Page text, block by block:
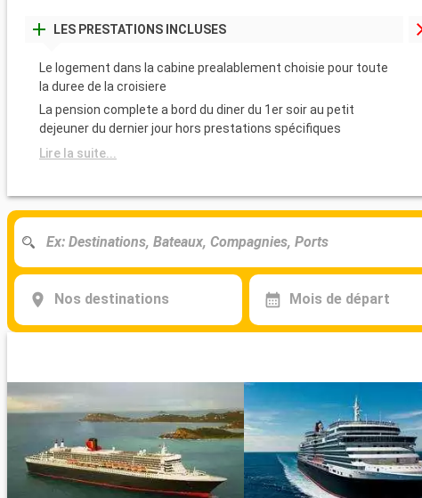
LES PRESTATIONS INCLUSES
Le logement dans la cabine prealablement choisie pour toute
la duree de la croisiere
La pension complete a bord du diner du 1er soir au petit
dejeuner du dernier jour hors prestations spécifiques
Lire la suite...
Nos destinations Mois de départ